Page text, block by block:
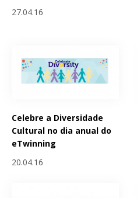
27.04.16
Celebre a Diversidade
Cultural no dia anual do
eTwinning
20.04.16